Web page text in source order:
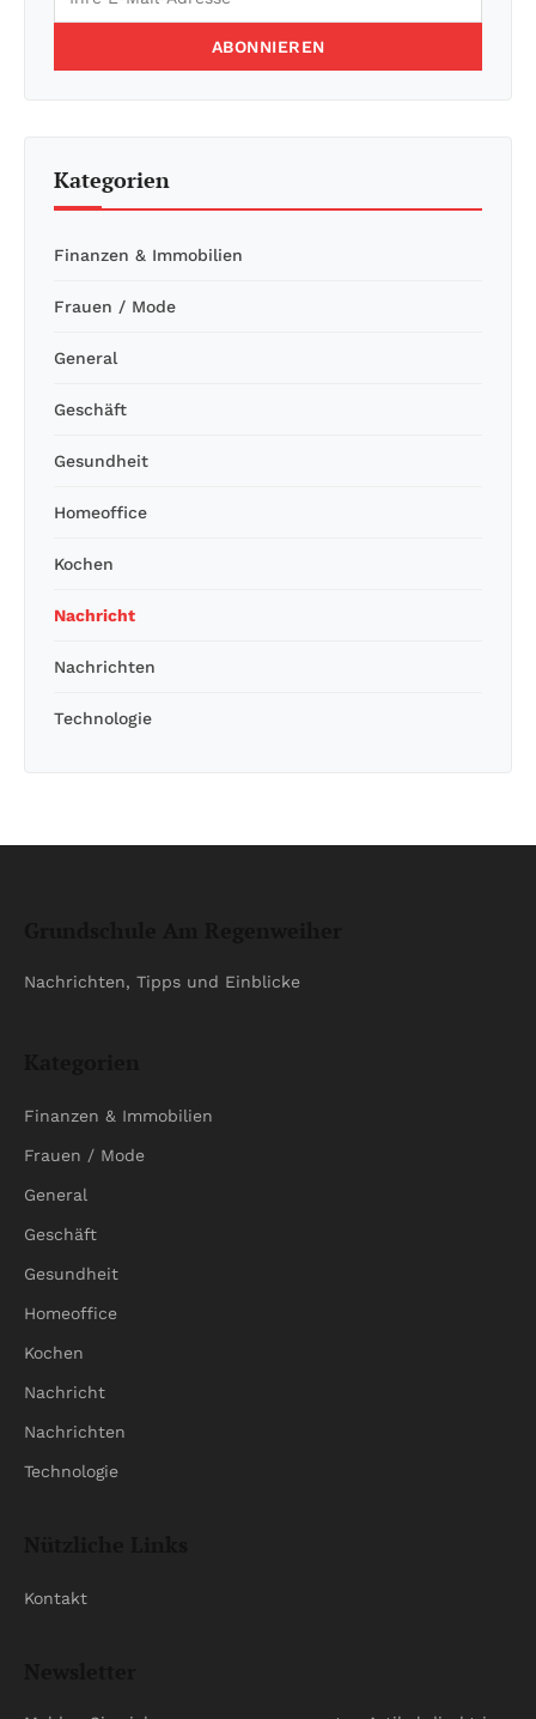
ABONNIEREN
Kategorien
Finanzen & Immobilien
Frauen / Mode
General
Geschäft
Gesundheit
Homeoffice
Kochen
Nachricht
Nachrichten
Technologie
Nachrichten, Tipps und Einblicke
Finanzen & Immobilien
Frauen / Mode
General
Geschäft
Gesundheit
Homeoffice
Kochen
Nachricht
Nachrichten
Technologie
Kontakt